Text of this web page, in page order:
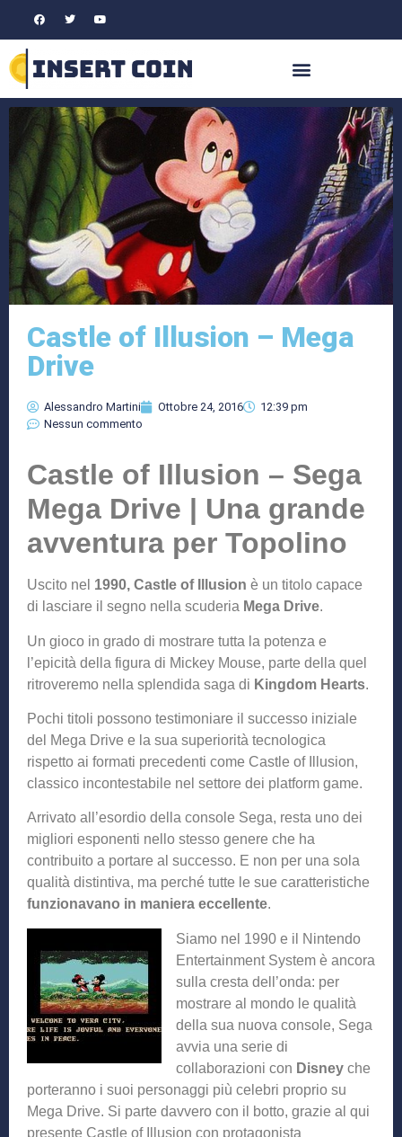
Castle of Illusion – Mega
Drive
Alessandro Martini Ottobre 24, 2016
12:39 pm
Nessun commento
Castle of Illusion – Sega
Mega Drive | Una grande
avventura per Topolino
Uscito nel 1990, Castle of Illusion è un titolo capace
di lasciare il segno nella scuderia Mega Drive.
Un gioco in grado di mostrare tutta la potenza e
l’epicità della figura di Mickey Mouse, parte della quel
ritroveremo nella splendida saga di Kingdom Hearts.
Pochi titoli possono testimoniare il successo iniziale
del Mega Drive e la sua superiorità tecnologica
rispetto ai formati precedenti come Castle of Illusion,
classico incontestabile nel settore dei platform game.
Arrivato all’esordio della console Sega, resta uno dei
migliori esponenti nello stesso genere che ha
contribuito a portare al successo. E non per una sola
qualità distintiva, ma perché tutte le sue caratteristiche
funzionavano in maniera eccellente.
Siamo nel 1990 e il Nintendo
Entertainment System è ancora
sulla cresta dell’onda: per
mostrare al mondo le qualità
della sua nuova console, Sega
avvia una serie di
collaborazioni con Disney che
porteranno i suoi personaggi più celebri proprio su
Mega Drive. Si parte davvero con il botto, grazie al qui
presente Castle of Illusion con protagonista